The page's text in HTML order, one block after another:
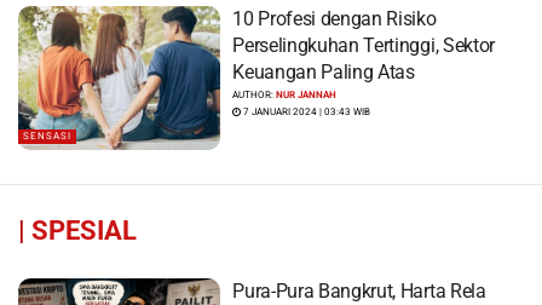
SENSASI
10 Profesi dengan Risiko
Perselingkuhan Tertinggi, Sektor
Keuangan Paling Atas
AUTHOR:NUR JANNAH
7 JANUARI 2024 | 03:43 WIB
| SPESIAL
Pura-Pura Bangkrut, Harta Rela